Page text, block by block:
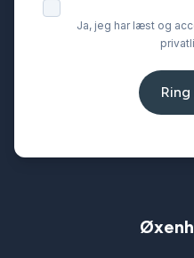
Fjernbetjent
Fuld LED forlygter
Ja, jeg har læst og